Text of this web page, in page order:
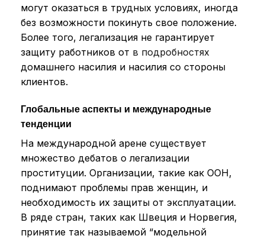
могут оказаться в трудных условиях, иногда
без возможности покинуть свое положение.
Более того, легализация не гарантирует
защиту работников от в подробностях
домашнего насилия и насилия со стороны
клиентов.
Глобальные аспекты и международные
тенденции
На международной арене существует
множество дебатов о легализации
проституции. Организации, такие как ООН,
поднимают проблемы прав женщин, и
необходимость их защиты от эксплуатации.
В ряде стран, таких как Швеция и Норвегия,
принятие так называемой “модельной